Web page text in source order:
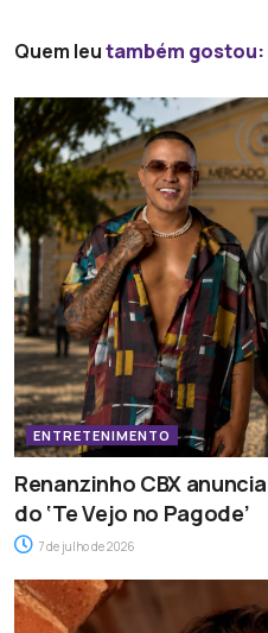
Quem leutambém gostou:
ENTRETENIMENTO
Renanzinho CBX
do ‘Te Vejo no Pagode’
7 de julho de 2026